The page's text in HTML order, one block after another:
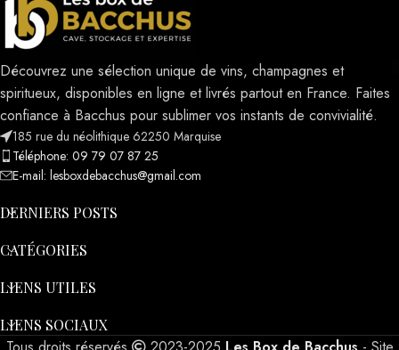
Découvrez une sélection unique de vins, champagnes et
spiritueux, disponibles en ligne et livrés partout en France. Faites
confiance à Bacchus pour sublimer vos instants de convivialité.
185 rue du néolithique 62250 Marquise
Téléphone: 09 79 07 87 25
E-mail: lesboxdebacchus@gmail.com
DERNIERS POSTS
CATÉGORIES
LIENS UTILES
LIENS SOCIAUX